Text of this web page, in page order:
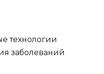
технологии
заболеваний